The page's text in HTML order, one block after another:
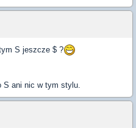
S jeszcze $ ?
S ani nic w tym stylu.